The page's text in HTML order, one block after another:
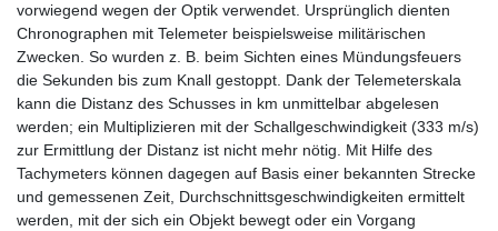
vorwiegend wegen der Optik verwendet. Ursprünglich dienten
Chronographen mit Telemeter beispielsweise militärischen
Zwecken. So wurden z. B. beim Sichten eines Mündungsfeuers
die Sekunden bis zum Knall gestoppt. Dank der Telemeterskala
kann die Distanz des Schusses in km unmittelbar abgelesen
werden; ein Multiplizieren mit der Schallgeschwindigkeit (333 m/s)
zur Ermittlung der Distanz ist nicht mehr nötig. Mit Hilfe des
Tachymeters können dagegen auf Basis einer bekannten Strecke
und gemessenen Zeit, Durchschnittsgeschwindigkeiten ermittelt
werden, mit der sich ein Objekt bewegt oder ein Vorgang